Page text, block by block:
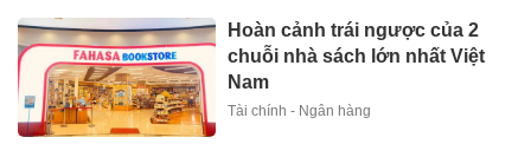
Hoàn cảnh trái ngược của 2
chuỗi nhà sách lớn nhất Việt
Nam
Tài chính - Ngân hàng